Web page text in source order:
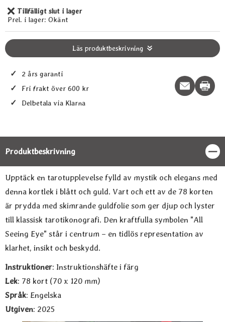
Tillgänglighet:
Tillfälligt slut i lager
Prel. i lager: Okänt
Läs produktbeskrivning
✓ 2 års garanti
✓ Fri frakt över 600 kr
✓ Delbetala via Klarna
Print
Produktbeskrivning
Produktbeskrivning
Upptäck en tarotupplevelse fylld av mystik och elegans med
denna kortlek i blått och guld. Vart och ett av de 78 korten
är prydda med skimrande guldfolie som ger djup och lyster
till klassisk tarotikonografi. Den kraftfulla symbolen "All
Seeing Eye" står i centrum – en tidlös representation av
klarhet, insikt och beskydd.
Instruktioner: Instruktionshäfte i färg
Lek: 78 kort (70 x 120 mm)
Språk: Engelska
Utgiven: 2025